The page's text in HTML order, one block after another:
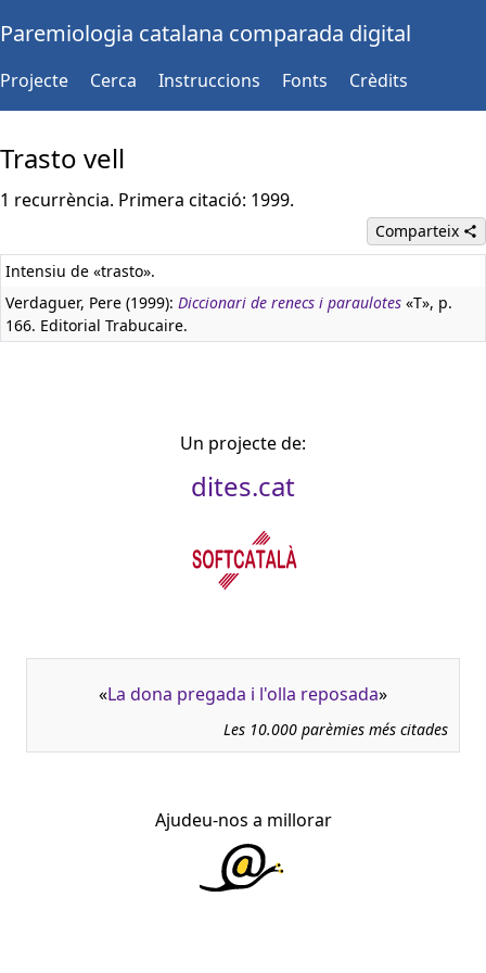
Paremiologia catalana comparada digital
Projecte Cerca Instruccions Fonts Crèdits
Trasto vell
1 recurrència. Primera citació: 1999.
Comparteix
Intensiu de «trasto».
Verdaguer, Pere (1999): Diccionari de renecs i paraulotes «T», p.
166. Editorial Trabucaire.
Un projecte de:
dites.cat
«La dona pregada i l'olla reposada»
Les 10.000 parèmies més citades
Ajudeu-nos a millorar